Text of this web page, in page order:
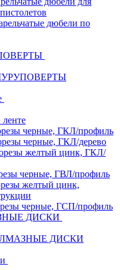
дюбели по
черные, ГКЛ/профиль
черные, ГКЛ/дерево
желтый цинк, ГКЛ/
черные, ГВЛ/профиль
желтый цинк,
черные, ГСП/профиль
ДИСКИ
ДИСКИ